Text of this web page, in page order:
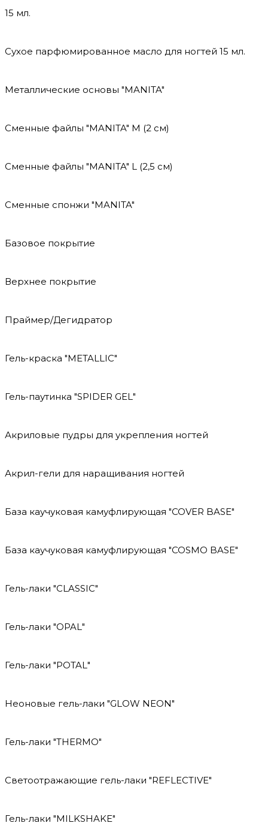
15 мл.
Сухое парфюмированное масло для ногтей 15 мл.
Металлические основы "MANITA"
Сменные файлы "MANITA" М (2 см)
Сменные файлы "MANITA" L (2,5 см)
Сменные спонжи "MANITA"
Базовое покрытие
Верхнее покрытие
Праймер/Дегидратор
Гель-краска "METALLIC"
Гель-паутинка "SPIDER GEL"
Акриловые пудры для укрепления ногтей
Акрил-гели для наращивания ногтей
База каучуковая камуфлирующая "COVER BASE"
База каучуковая камуфлирующая "COSMO BASE"
Гель-лаки "CLASSIC"
Гель-лаки "OPAL"
Гель-лаки "POTAL"
Неоновые гель-лаки "GLOW NEON"
Гель-лаки "THERMO"
Светоотражающие гель-лаки "REFLECTIVE"
Гель-лаки "MILKSHAKE"